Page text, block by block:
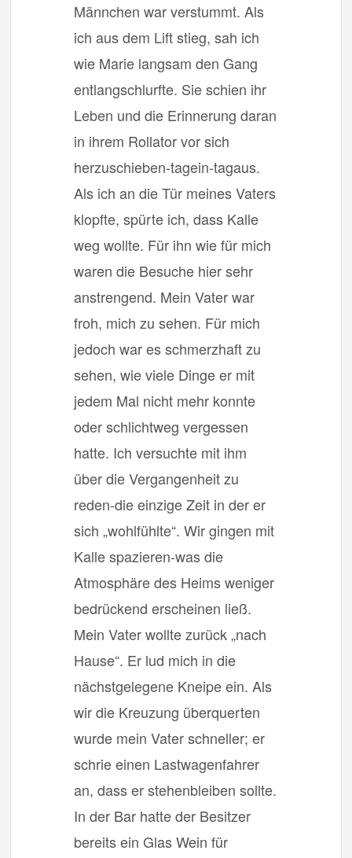
Männchen war verstummt. Als
ich aus dem Lift stieg, sah ich
wie Marie langsam den Gang
entlangschlurfte. Sie schien ihr
Leben und die Erinnerung daran
in ihrem Rollator vor sich
herzuschieben-tagein-tagaus.
Als ich an die Tür meines Vaters
klopfte, spürte ich, dass Kalle
weg wollte. Für ihn wie für mich
waren die Besuche hier sehr
anstrengend. Mein Vater war
froh, mich zu sehen. Für mich
jedoch war es schmerzhaft zu
sehen, wie viele Dinge er mit
jedem Mal nicht mehr konnte
oder schlichtweg vergessen
hatte. Ich versuchte mit ihm
über die Vergangenheit zu
reden-die einzige Zeit in der er
sich „wohlfühlte“. Wir gingen mit
Kalle spazieren-was die
Atmosphäre des Heims weniger
bedrückend erscheinen ließ.
Mein Vater wollte zurück „nach
Hause“. Er lud mich in die
nächstgelegene Kneipe ein. Als
wir die Kreuzung überquerten
wurde mein Vater schneller; er
schrie einen Lastwagenfahrer
an, dass er stehenbleiben sollte.
In der Bar hatte der Besitzer
bereits ein Glas Wein für